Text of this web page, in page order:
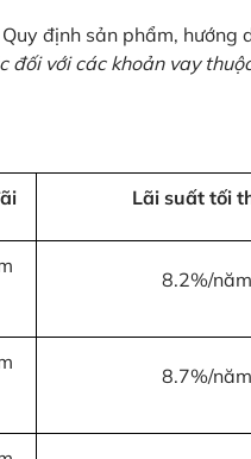
định sản phẩm, hướng
đối với các khoản vay
Lãi suất tối
8.2%/năm
8.7%/năm